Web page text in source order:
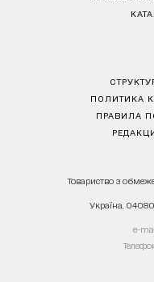
ПОЛИТИКА
ПРАВИЛА
Товариство з
Україна,
е-